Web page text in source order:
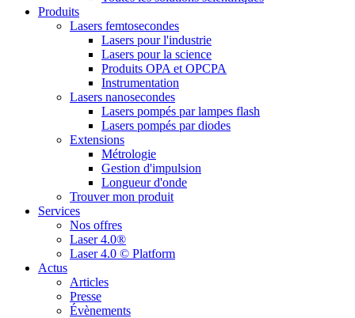
Produits
Lasers femtosecondes
Lasers pour l'industrie
Lasers pour la science
Produits OPA et OPCPA
Instrumentation
Lasers nanosecondes
Lasers pompés par lampes flash
Lasers pompés par diodes
Extensions
Métrologie
Gestion d'impulsion
Longueur d'onde
Trouver mon produit
Services
Nos offres
Laser 4.0®
Laser 4.0 © Platform
Actus
Articles
Presse
Évènements